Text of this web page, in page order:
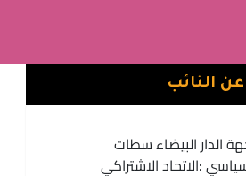
النائب
الدار البيضاء سطات
:الاتحاد الاشتراكي